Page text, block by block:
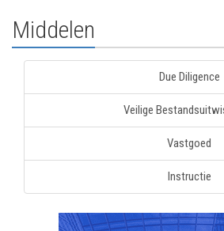
Middelen
Due Diligence
Veilige
Vastgoed
Instructie